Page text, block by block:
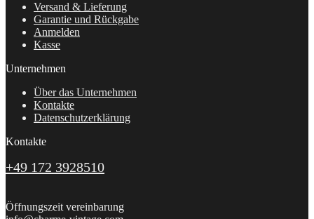
Versand & Lieferung
Garantie und Rückgabe
Anmelden
Kasse
Unternehmen
Über das Unternehmen
Kontakte
Datenschutzerklärung
Kontakte
+49 172 3928510
Öffnungszeit vereinbarung